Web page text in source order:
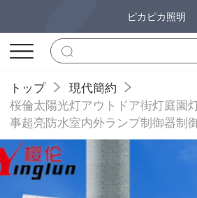
ピカピカ照明
トップ
現代簡約
桜倫太陽光灯アウトドア街灯庭園
事超亮防水室内外ランプ制御器制